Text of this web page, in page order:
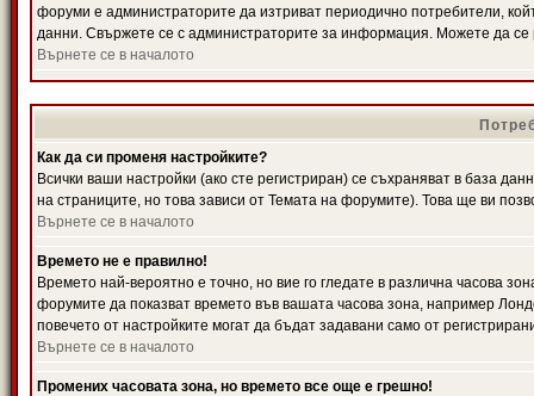
форуми е администраторите да изтриват периодично потребители,
данни. Свържете се с администраторите за информация. Можете да се
Върнете се в началото
Как да си променя настройките?
Всички ваши настройки (ако сте регистриран) се съхраняват в база
на страниците, но това зависи от Темата на форумите). Това ще ви
Върнете се в началото
Времето не е правилно!
Времето най-вероятно е точно, но вие го гледате в различна часова
форумите да показват времето във вашата часова зона, например
повечето от настройките могат да бъдат задавани само от
Върнете се в началото
Промених часовата зона, но времето все още е грешно!